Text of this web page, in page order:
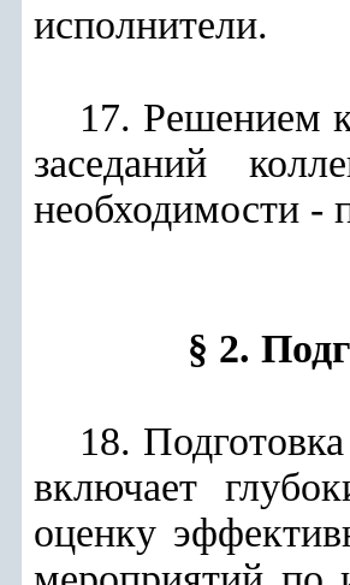
исполнители.
17. Решением
заседаний
необходимости -
§ 2.
18.
включает
оценку